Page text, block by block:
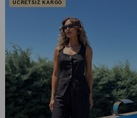
ÜCRETSİZ KARGO